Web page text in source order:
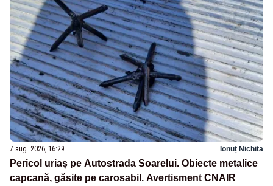
7 aug. 2026, 16:29 Ionuț Nichita
Pericol uriaș pe Autostrada Soarelui. Obiecte metalice
capcană, găsite pe carosabil. Avertisment CNAIR